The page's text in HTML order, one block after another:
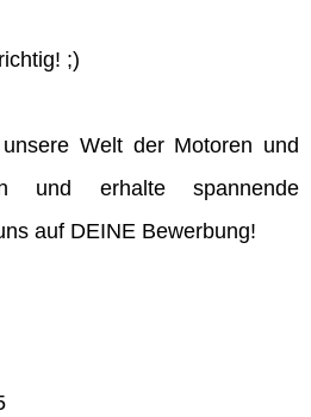
;)
Welt der Motoren und
und erhalte spannende
auf DEINE Bewerbung!